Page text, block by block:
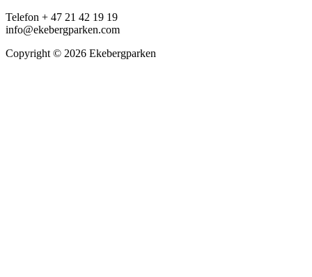
Telefon + 47 21 42 19 19
info@ekebergparken.com
Copyright © 2026 Ekebergparken